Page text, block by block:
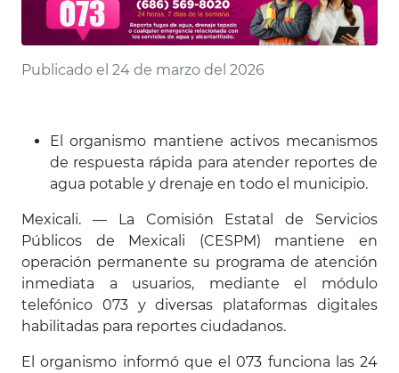
Publicado el 24 de marzo del 2026
El organismo mantiene activos mecanismos
de respuesta rápida para atender reportes de
agua potable y drenaje en todo el municipio.
Mexicali. — La Comisión Estatal de Servicios
Públicos de Mexicali (CESPM) mantiene en
operación permanente su programa de atención
inmediata a usuarios, mediante el módulo
telefónico 073 y diversas plataformas digitales
habilitadas para reportes ciudadanos.
El organismo informó que el 073 funciona las 24